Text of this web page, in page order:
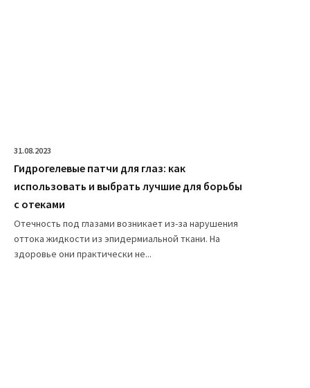
31.08.2023
Гидрогелевые патчи для глаз: как
использовать и выбрать лучшие для борьбы
с отеками
Отечность под глазами возникает из-за нарушения
оттока жидкости из эпидермиальной ткани. На
здоровье они практически не...